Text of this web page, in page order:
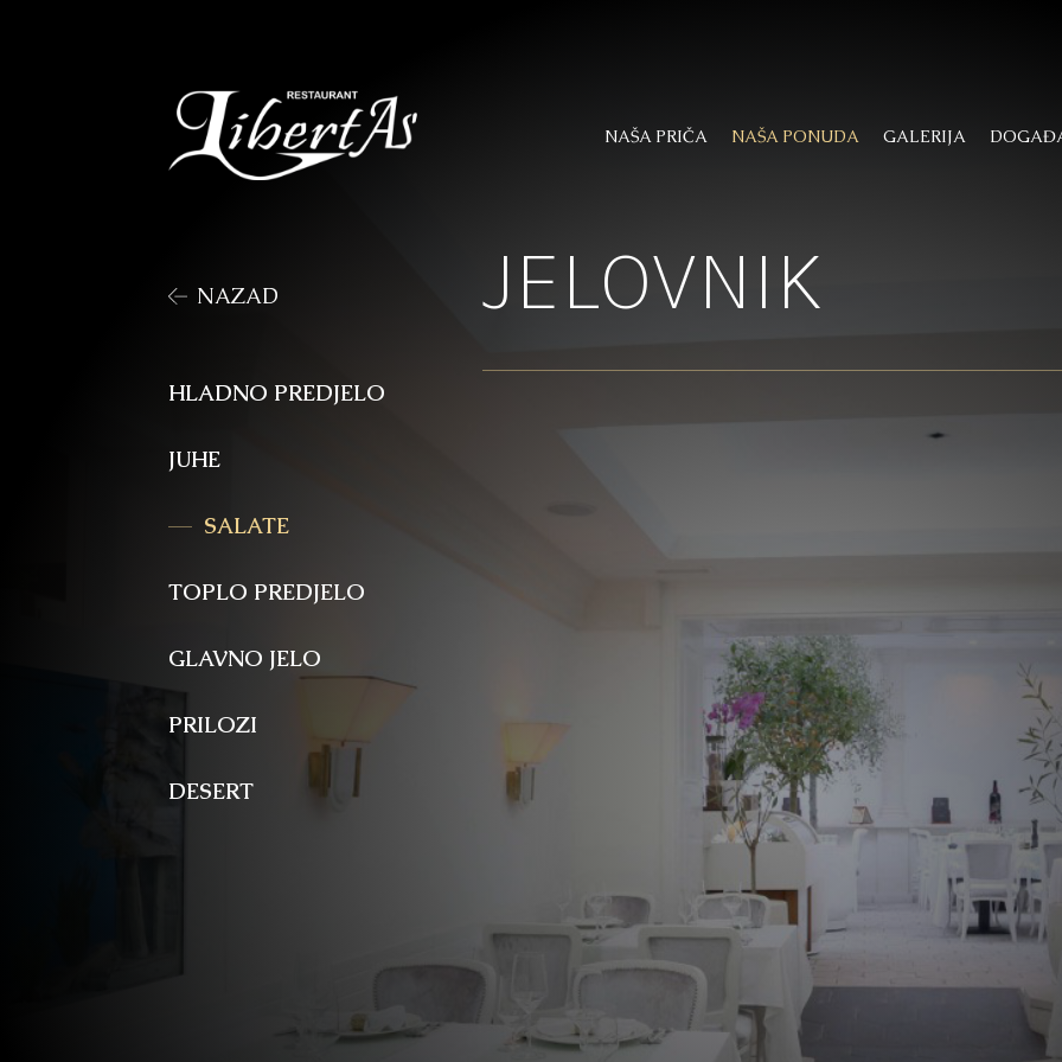
NAŠA PRIČA NAŠA PONUDA GALERIJA
JELOVNIK
NAZAD
HLADNO PREDJELO
JUHE
SALATE
TOPLO PREDJELO
GLAVNO JELO
PRILOZI
DESERT